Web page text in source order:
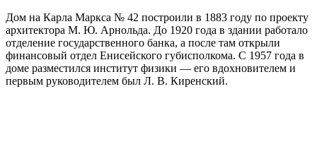
Дом на Карла Маркса № 42 построили в 1883 году по проекту
архитектора М. Ю. Арнольда. До 1920 года в здании работало
отделение государственного банка, а после там открыли
финансовый отдел Енисейского губисполкома. С 1957 года в
доме разместился институт физики — его вдохновителем и
первым руководителем был Л. В. Киренский.